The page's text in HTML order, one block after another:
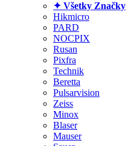
✦ Všetky Značky
Hikmicro
PARD
NOCPIX
Rusan
Pixfra
Technik
Beretta
Pulsarvision
Zeiss
Minox
Blaser
Mauser